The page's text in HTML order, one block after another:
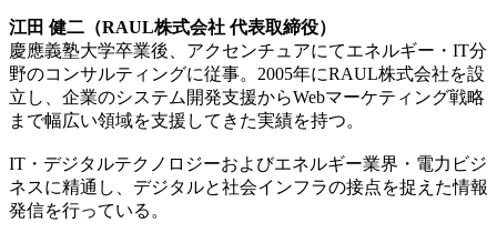
江田 健二（RAUL株式会社 代表取締役）
慶應義塾大学卒業後、アクセンチュアにてエネルギー・IT分
野のコンサルティングに従事。2005年にRAUL株式会社を設
立し、企業のシステム開発支援からWebマーケティング戦略
まで幅広い領域を支援してきた実績を持つ。
IT・デジタルテクノロジーおよびエネルギー業界・電力ビジ
ネスに精通し、デジタルと社会インフラの接点を捉えた情報
発信を行っている。